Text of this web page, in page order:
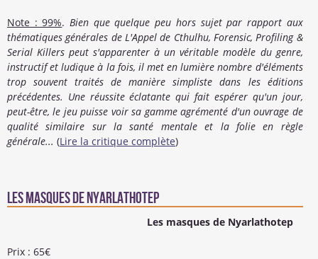
Note : 99%. Bien que quelque peu hors sujet par rapport aux
thématiques générales de L'Appel de Cthulhu, Forensic, Profiling &
Serial Killers peut s'apparenter à un véritable modèle du genre,
instructif et ludique à la fois, il met en lumière nombre d'éléments
trop souvent traités de manière simpliste dans les éditions
précédentes. Une réussite éclatante qui fait espérer qu'un jour,
peut-être, le jeu puisse voir sa gamme agrémenté d'un ouvrage de
qualité similaire sur la santé mentale et la folie en règle
générale...​ (Lire la critique complète)
Les masques de Nyarlathotep
Les masques de Nyarlathotep
Prix : 65€